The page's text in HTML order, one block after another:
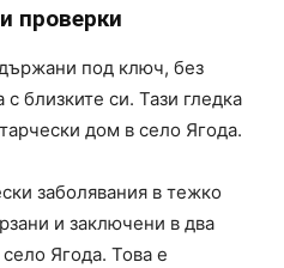
проверки
под ключ, без
близките си. Тази гледка
дом в село Ягода.
заболявания в тежко
и заключени в два
Ягода. Това е